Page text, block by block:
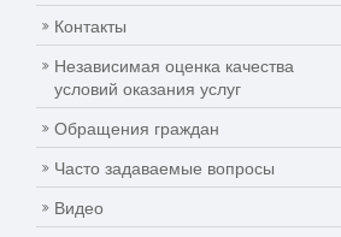
Контакты
Независимая оценка качества
условий оказания услуг
Обращения граждан
Часто задаваемые вопросы
Видео